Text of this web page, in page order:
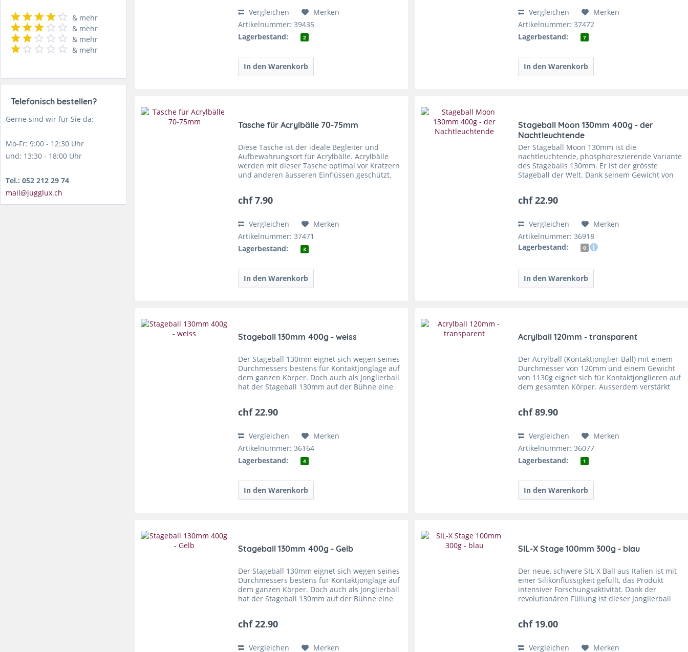
& mehr
& mehr
& mehr
& mehr
Telefonisch bestellen?
Gerne sind wir für Sie da:
Mo-Fr: 9:00 - 12:30 Uhr
und: 13:30 - 18:00 Uhr
Tel.: 052 212 29 74
mail@jugglux.ch
Vergleichen
Merken
Artikelnummer: 39435
Lagerbestand:
2
Vergleichen
Merken
Artikelnummer: 37472
Lagerbestand:
7
Tasche für Acrylbälle 70-75mm
Diese Tasche ist der ideale Begleiter und
Aufbewahrungsort für Acrylbälle. Acrylbälle
werden mit dieser Tasche optimal vor Kratzern
und anderen äusseren Einflüssen geschützt.
chf 7.90
Vergleichen
Merken
Artikelnummer: 37471
Lagerbestand:
3
Stageball Moon 130mm 400g - der
Nachtleuchtende
Der Stageball Moon 130mm ist die
nachtleuchtende, phosphoreszierende Variante
des Stageballs 130mm. Er ist der grösste
Stageball der Welt. Dank seinem Gewicht von
chf 22.90
Vergleichen
Merken
Artikelnummer: 36918
Lagerbestand:
0
Stageball 130mm 400g - weiss
Der Stageball 130mm eignet sich wegen seines
Durchmessers bestens für Kontaktjonglage auf
dem ganzen Körper. Doch auch als Jonglierball
hat der Stageball 130mm auf der Bühne eine
chf 22.90
Vergleichen
Merken
Artikelnummer: 36164
Lagerbestand:
4
Acrylball 120mm - transparent
Der Acrylball (Kontaktjonglier-Ball) mit einem
Durchmesser von 120mm und einem Gewicht
von 1130g eignet sich für Kontaktjonglieren auf
dem gesamten Körper. Ausserdem verstärkt
chf 89.90
Vergleichen
Merken
Artikelnummer: 36077
Lagerbestand:
1
Stageball 130mm 400g - Gelb
Der Stageball 130mm eignet sich wegen seines
Durchmessers bestens für Kontaktjonglage auf
dem ganzen Körper. Doch auch als Jonglierball
hat der Stageball 130mm auf der Bühne eine
chf 22.90
Vergleichen Merken
SIL-X Stage 100mm 300g - blau
Der neue, schwere SIL-X Ball aus Italien ist mit
einer Silikonflüssigkeit gefüllt, das Produkt
intensiver Forschungsaktivität. Dank der
revolutionären Füllung ist dieser Jonglierball
chf 19.00
Vergleichen Merken